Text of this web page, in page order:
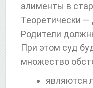
алименты в
Теоретически —
Родители
При этом суд
множество
являются